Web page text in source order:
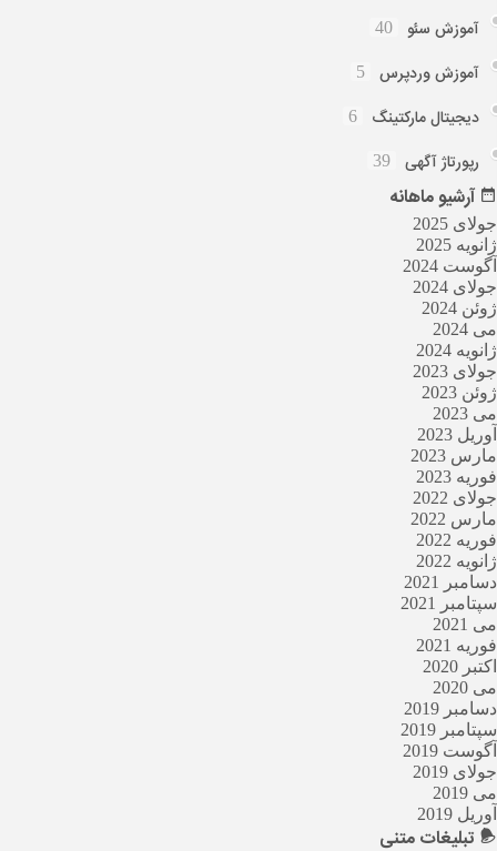
آموزش سئو 40
آموزش وردپرس 5
دیجیتال مارکتینگ 6
رپورتاژ آگهی 39
آرشیوماهانه
جولای 2025
ژانویه 2025
آگوست 2024
جولای 2024
ژوئن 2024
می 2024
ژانویه 2024
جولای 2023
ژوئن 2023
می 2023
آوریل 2023
مارس 2023
فوریه 2023
جولای 2022
مارس 2022
فوریه 2022
ژانویه 2022
دسامبر 2021
سپتامبر 2021
می 2021
فوریه 2021
اکتبر 2020
می 2020
دسامبر 2019
سپتامبر 2019
آگوست 2019
جولای 2019
می 2019
آوریل 2019
تبلیغاتمتنی